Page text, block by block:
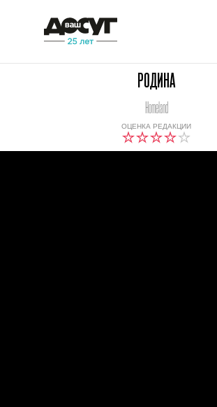
РОДИНА
ОЦЕНКА РЕДАКЦИИ
Homeland